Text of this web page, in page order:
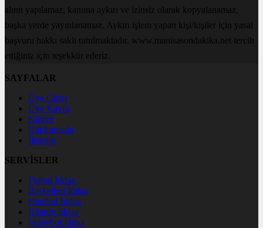
alıntı yapılamaz, kanuna aykırı ve izinsiz olarak kopyalanamaz,
başka yerde yayınlanamaz. Aykırı işlem yapan kişi/kişiler için yasal
başvuru hakkı saklı tutulmaktadır. www.manisasondakika.net tercih
ettiğiniz için teşekkür ederiz.
SAYFALAR
Üye Girişi
Üye Kaydı
Künye
Hakkımızda
İletişim
SERVİSLER
Futbol İddaa
Basketbol İddaa
Hentbol İddaa
Bilardo İddaa
Voleybol İddaa